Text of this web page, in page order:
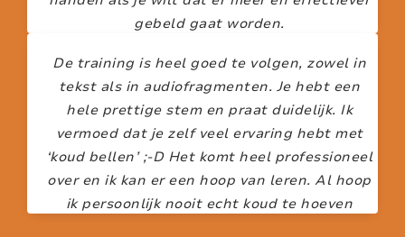
gebeld gaat worden.
De training is heel goed te volgen, zowel in
tekst als in audiofragmenten. Je hebt een
hele prettige stem en praat duidelijk. Ik
vermoed dat je zelf veel ervaring hebt met
‘koud bellen’ ;-D Het komt heel professioneel
over en ik kan er een hoop van leren. Al hoop
ik persoonlijk nooit echt koud te hoeven